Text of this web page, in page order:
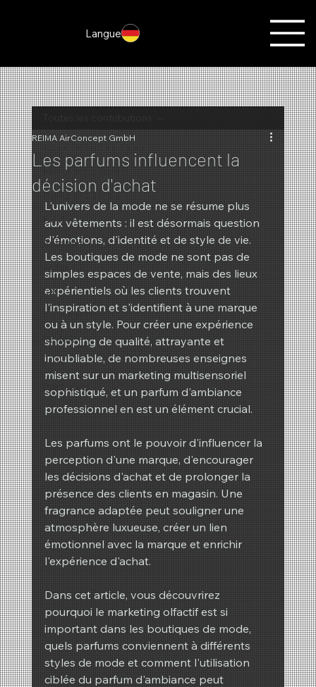
Langue
Marketing olfactif
Parfums du mois
Noël
Automne
Actes
Été
Nouveautés
REIMA
hiver
Printemps
Les parfums influencent la
décision d'achat
REIMA AirConcept GmbH
L'univers de la mode ne se résume plus
aux vêtements : il est désormais question
d'émotions, d'identité et de style de vie.
Les boutiques de mode ne sont pas de
simples espaces de vente, mais des lieux
expérientiels où les clients trouvent
l'inspiration et s'identifient à une marque
ou à un style. Pour créer une expérience
shopping de qualité, attrayante et
inoubliable, de nombreuses enseignes
misent sur un marketing multisensoriel
sophistiqué, et un parfum d'ambiance
professionnel en est un élément crucial.
Les parfums ont le pouvoir d'influencer la
perception d'une marque, d'encourager
les décisions d'achat et de prolonger la
présence des clients en magasin. Une
fragrance adaptée peut souligner une
atmosphère luxueuse, créer un lien
émotionnel avec la marque et enrichir
l'expérience d'achat.
Dans cet article, vous découvrirez
pourquoi le marketing olfactif est si
important dans les boutiques de mode,
quels parfums conviennent à différents
styles de mode et comment l'utilisation
ciblée du parfum d'ambiance peut